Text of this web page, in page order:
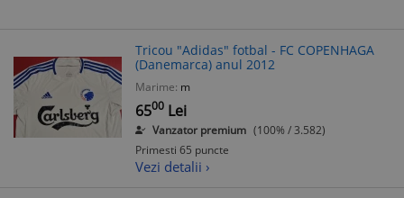
Tricou "Adidas" fotbal - FC COPENHAGA
(Danemarca) anul 2012
Marime: m
6500 Lei
Vanzator premium (100% / 3.582)
Primesti 65 puncte
Vezi detalii ›